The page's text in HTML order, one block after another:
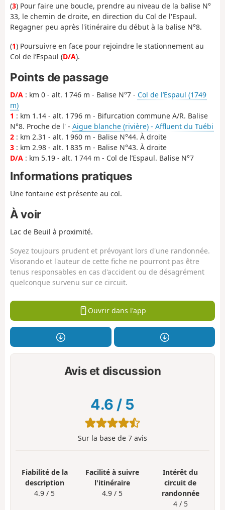
(3) Pour faire une boucle, prendre au niveau de la balise N°
33, le chemin de droite, en direction du Col de l'Espaul.
Regagner peu après l'itinéraire du début à la balise N°8.
(1) Poursuivre en face pour rejoindre le stationnement au
Col de l’Espaul (D/A).
Points de passage
D/A : km 0 - alt. 1 746 m - Balise N°7 - Col de l’Espaul (1749
m)
1 : km 1.14 - alt. 1 796 m - Bifurcation commune A/R. Balise
N°8. Proche de l' - Aigue blanche (rivière) - Affluent du Tuébi
2 : km 2.31 - alt. 1 960 m - Balise N°44. À droite
3 : km 2.98 - alt. 1 835 m - Balise N°43. À droite
D/A : km 5.19 - alt. 1 744 m - Col de l’Espaul. Balise N°7
Informations pratiques
Une fontaine est présente au col.
À voir
Lac de Beuil à proximité.
Soyez toujours prudent et prévoyant lors d'une randonnée.
Visorando et l'auteur de cette fiche ne pourront pas être
tenus responsables en cas d'accident ou de désagrément
quelconque survenu sur ce circuit.
Ouvrir dans l'app
Avis et discussion
4.6 / 5
Sur la base de 7 avis
Fiabilité de la
description
4.9 / 5
Facilité à suivre
l'itinéraire
4.9 / 5
Intérêt du
circuit de
randonnée
4 / 5